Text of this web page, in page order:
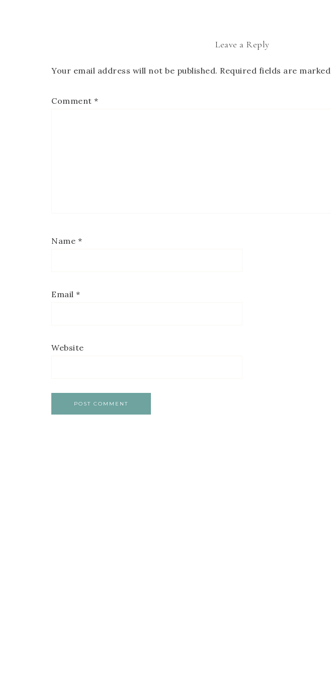
Leave a Reply
Your email address will not be published. Required fields are marked
Comment *
Name *
Email *
Website